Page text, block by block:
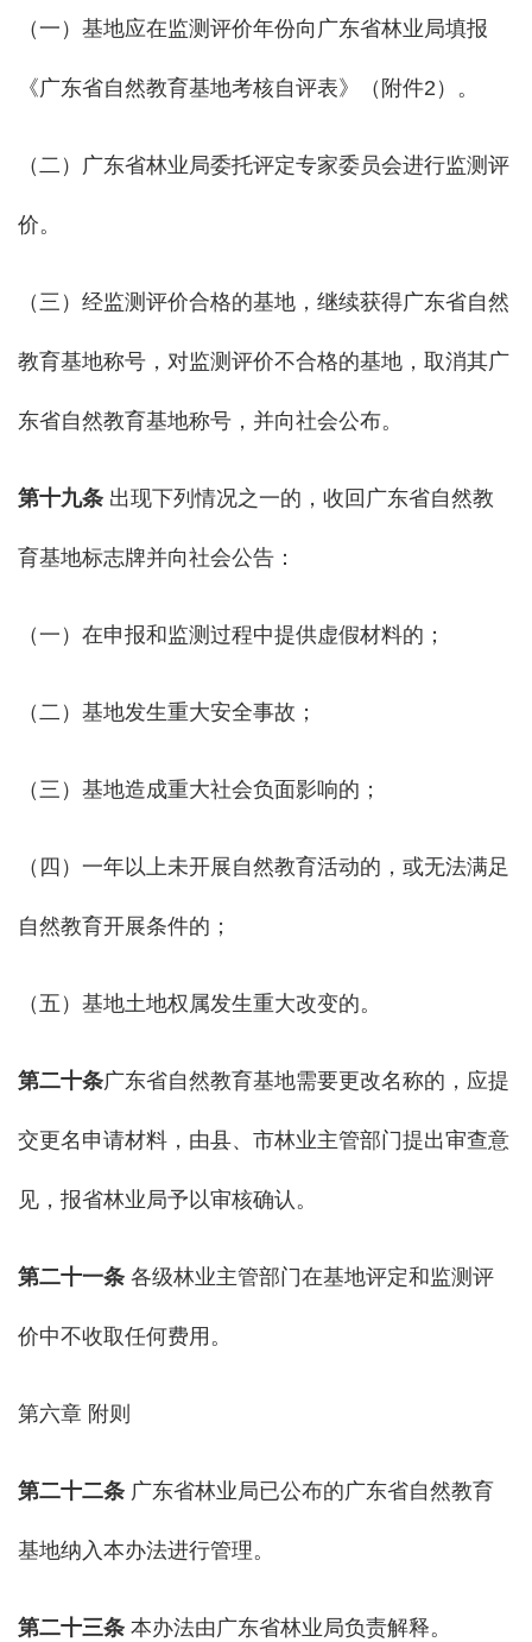
（一）基地应在监测评价年份向广东省林业局填报
《广东省自然教育基地考核自评表》（附件2）。
（二）广东省林业局委托评定专家委员会进行监测评
价。
（三）经监测评价合格的基地，继续获得广东省自然
教育基地称号，对监测评价不合格的基地，取消其广
东省自然教育基地称号，并向社会公布。
第十九条 出现下列情况之一的，收回广东省自然教
育基地标志牌并向社会公告：
（一）在申报和监测过程中提供虚假材料的；
（二）基地发生重大安全事故；
（三）基地造成重大社会负面影响的；
（四）一年以上未开展自然教育活动的，或无法满足
自然教育开展条件的；
（五）基地土地权属发生重大改变的。
第二十条广东省自然教育基地需要更改名称的，应提
交更名申请材料，由县、市林业主管部门提出审查意
见，报省林业局予以审核确认。
第二十一条 各级林业主管部门在基地评定和监测评
价中不收取任何费用。
第六章 附则
第二十二条 广东省林业局已公布的广东省自然教育
基地纳入本办法进行管理。
第二十三条 本办法由广东省林业局负责解释。